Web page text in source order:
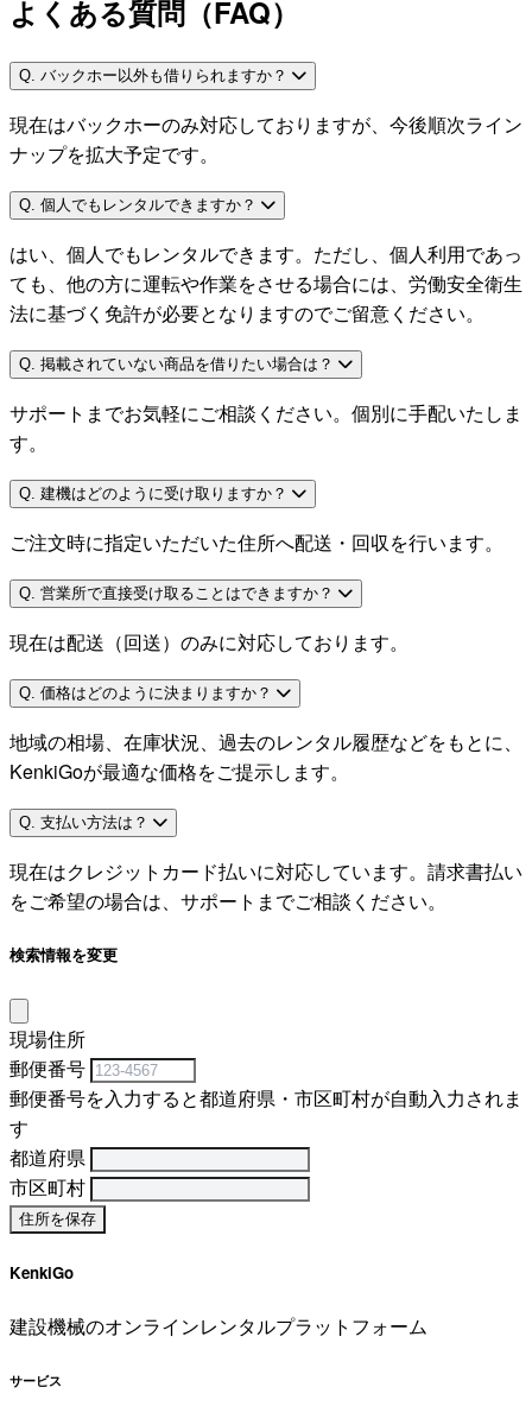
よくある質問（FAQ）
Q. バックホー以外も借りられますか？
現在はバックホーのみ対応しておりますが、今後順次ライン
ナップを拡大予定です。
Q. 個人でもレンタルできますか？
はい、個人でもレンタルできます。ただし、個人利用であっ
ても、他の方に運転や作業をさせる場合には、労働安全衛生
法に基づく免許が必要となりますのでご留意ください。
Q. 掲載されていない商品を借りたい場合は？
サポートまでお気軽にご相談ください。個別に手配いたしま
す。
Q. 建機はどのように受け取りますか？
ご注文時に指定いただいた住所へ配送・回収を行います。
Q. 営業所で直接受け取ることはできますか？
現在は配送（回送）のみに対応しております。
Q. 価格はどのように決まりますか？
地域の相場、在庫状況、過去のレンタル履歴などをもとに、
KenkiGoが最適な価格をご提示します。
Q. 支払い方法は？
現在はクレジットカード払いに対応しています。請求書払い
をご希望の場合は、サポートまでご相談ください。
検索情報を変更
現場住所
郵便番号
郵便番号を入力すると都道府県・市区町村が自動入力されま
す
都道府県
市区町村
KenkiGo
建設機械のオンラインレンタルプラットフォーム
サービス